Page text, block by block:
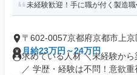
未経験歓迎！手に職が付く製造
〒602-0057京都府京都市上
月給23万円～24万円
求めている人材 ＼未経験か
／ 学歴・経験は不問！意欲重